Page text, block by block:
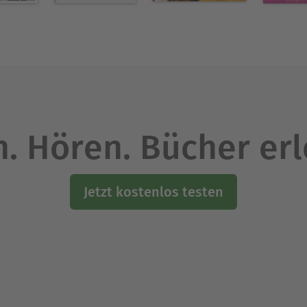
Hören. Bücher
Jetzt kostenlos testen